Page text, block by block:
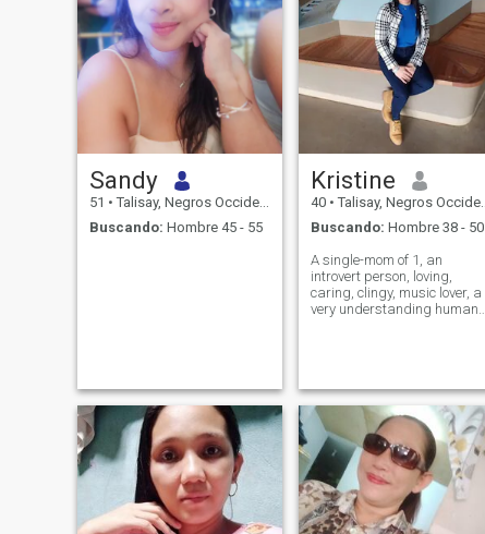
Sandy
51 • Talisay, Negros Occidental, Filipinas
Buscando: Hombre 45 - 55
Kristine
40 • Talisay, Negros Occidental, Filipinas
Buscando: Hombre 38 - 50
A single-mom of 1, an
introvert person, loving,
caring, clingy, music lover, a
very understanding human-